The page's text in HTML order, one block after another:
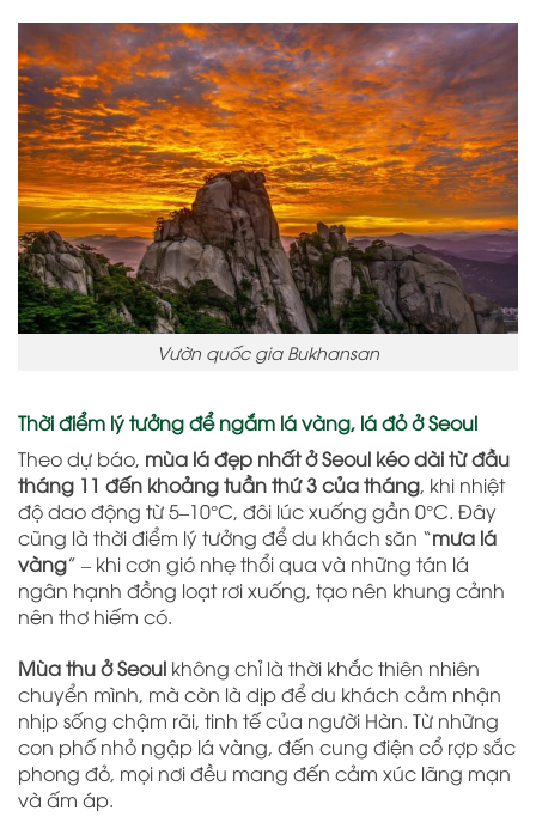
Vườn quốc gia Bukhansan
Thời điểm lý tưởng để ngắm lá vàng, lá đỏ ở Seoul
Theo dự báo, mùa lá đẹp nhất ở Seoul kéo dài từ đầu
tháng 11 đến khoảng tuần thứ 3 của tháng, khi nhiệt
độ dao động từ 5–10°C, đôi lúc xuống gần 0°C. Đây
cũng là thời điểm lý tưởng để du khách săn “mưa lá
vàng” – khi cơn gió nhẹ thổi qua và những tán lá
ngân hạnh đồng loạt rơi xuống, tạo nên khung cảnh
nên thơ hiếm có.
Mùa thu ở Seoul không chỉ là thời khắc thiên nhiên
chuyển mình, mà còn là dịp để du khách cảm nhận
nhịp sống chậm rãi, tinh tế của người Hàn. Từ những
con phố nhỏ ngập lá vàng, đến cung điện cổ rợp sắc
phong đỏ, mọi nơi đều mang đến cảm xúc lãng mạn
và ấm áp.